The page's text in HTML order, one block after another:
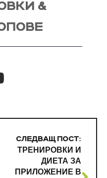
&
СЛЕДВАЩ ПОСТ:
ТРЕНИРОВКИ И
ДИЕТА ЗА
ПРИЛОЖЕНИЕ В